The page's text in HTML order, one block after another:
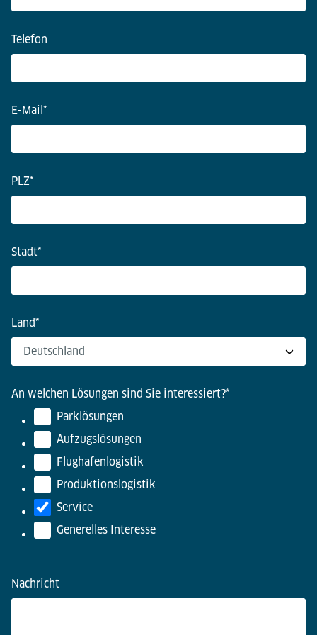
Telefon
E-Mail *
PLZ*
Stadt*
Land*
An welchen Lösungen sind Sie interessiert?*
Parklösungen
Aufzugslösungen
Flughafenlogistik
Produktionslogistik
Service
Generelles Interesse
Nachricht